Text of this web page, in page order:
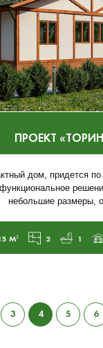
ПРОЕКТ
дом, придется по
небольшие размеры,
М² 2 1
3 4 5 6